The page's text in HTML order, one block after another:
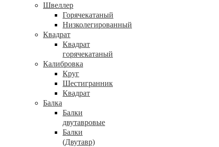
Швеллер
Горячекатаный
Низколегированный
Квадрат
Квадрат
горячекатаный
Калибровка
Круг
Шестигранник
Квадрат
Балка
Балки
двутавровые
Балки
(Двутавр)